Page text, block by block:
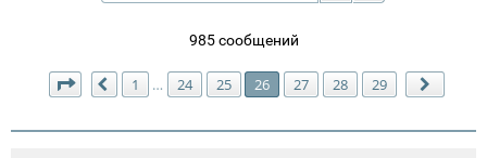
985 сообщений
Страница 26 из29
Пред.
1 … 24 25 26 27 28 29